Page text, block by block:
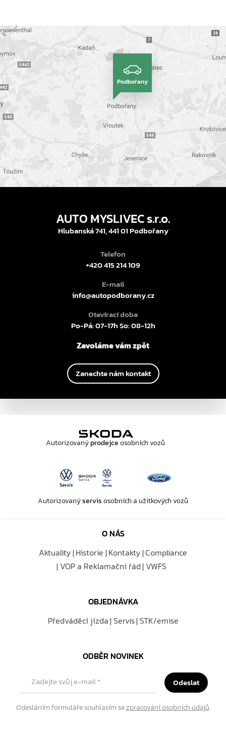
Podbořany
AUTO MYSLIVEC s.r.o.
Hlubanská 741, 441 01 Podbořany
Telefon
+420 415 214 109
E-mail
info@autopodborany.cz
Otevírací doba
Po-Pá: 07-17h So: 08-12h
Zavoláme vám zpět
Zanechte nám kontakt
Autorizovanýprodejceosobních vozů
Autorizovanýservisosobních a užitkových vozů
O NÁS
Aktuality Historie Kontakty Compliance
VOP a Reklamační řád VWFS
OBJEDNÁVKA
Předváděcí jízda Servis STK/emise
ODBĚR NOVINEK
Zadejte svůj e-mail* Odeslat
Odesláním formuláře souhlasím sezpracování osobních údajů.